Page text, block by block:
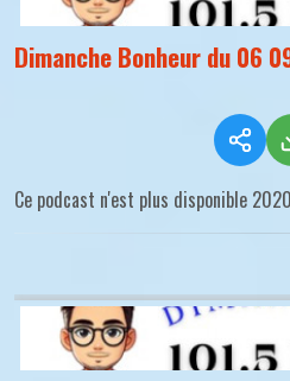
Dimanche Bonheur du 06
Ce podcast n'est plus disponible